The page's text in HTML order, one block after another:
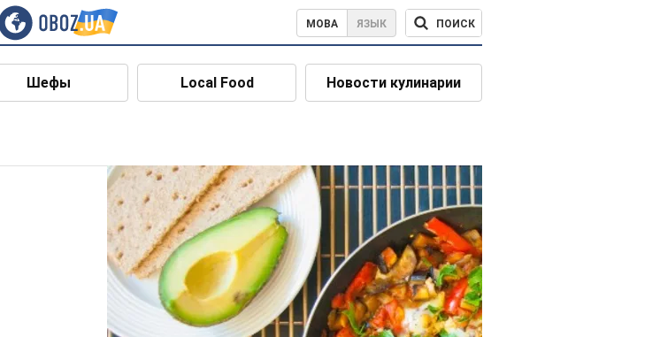
МОВА ЯЗЫК ПОИСК
Шефы Local Food Новости кулинарии